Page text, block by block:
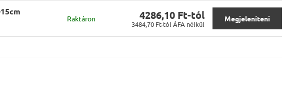
Raktáron 4286,10 Ft-tól
3484,70 Ft-tólÁFA nélkül
Megjeleníteni